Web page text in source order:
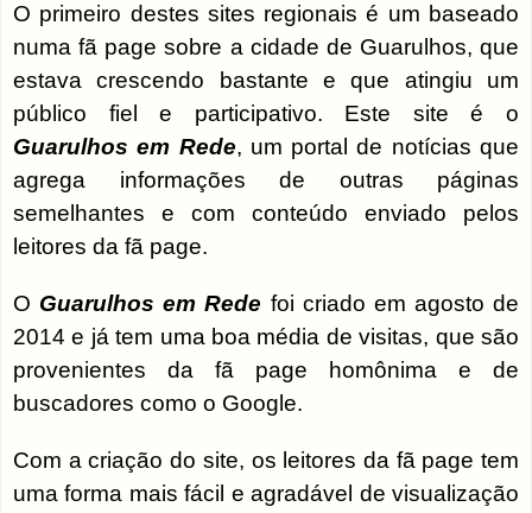
O primeiro destes sites regionais é um baseado
numa fã page sobre a cidade de Guarulhos, que
estava crescendo bastante e que atingiu um
público fiel e participativo. Este site é o
Guarulhos em Rede, um portal de notícias que
agrega informações de outras páginas
semelhantes e com conteúdo enviado pelos
leitores da fã page.
O Guarulhos em Rede foi criado em agosto de
2014 e já tem uma boa média de visitas, que são
provenientes da fã page homônima e de
buscadores como o Google.
Com a criação do site, os leitores da fã page tem
uma forma mais fácil e agradável de visualização